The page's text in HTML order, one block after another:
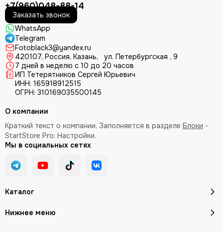
+7(960)048-88-14
Заказать звонок
WhatsApp
Telegram
Fotoblack3@yandex.ru
420107, Россия, Казань, ул. Петербургская , 9
7 дней в неделю с 10 до 20 часов
ИП Тетерятников Сергей Юрьевич
ИНН: 165918912515
ОГРН: 310169035500145
Каталог
Нижнее меню
О компании
Краткий текст о компании. Заполняется в разделе Блоки -
StartStore Pro: Настройки.
Мы в социальных сетях